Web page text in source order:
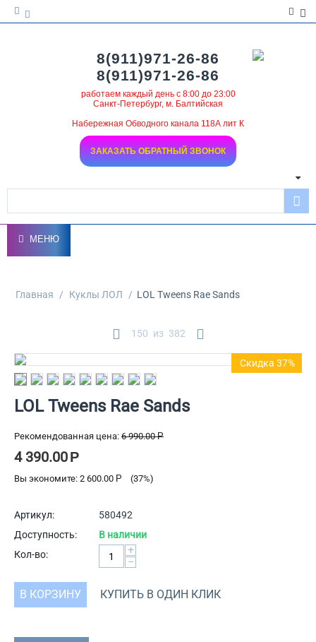
8(911)971-26-86
8(911)971-26-86
работаем каждый день с 8:00 до 23:00
Санкт-Петербург, м. Балтийская
Набережная Обводного канала 118А лит К
ЗАКАЗАТЬ ОБРАТНЫЙ ЗВОНОК
МЕНЮ
Главная / Куклы ЛОЛ / LOL Tweens Rae Sands
150 из 382
Скидка 37%
LOL Tweens Rae Sands
Рекомендованная цена: 6 990.00 Р
4 390.00Р
Вы экономите: 2 600.00 Р (37%)
Артикул:
580492
Доступность:
В наличии
Кол-во:
+
−
В КОРЗИНУ КУПИТЬ В ОДИН КЛИК